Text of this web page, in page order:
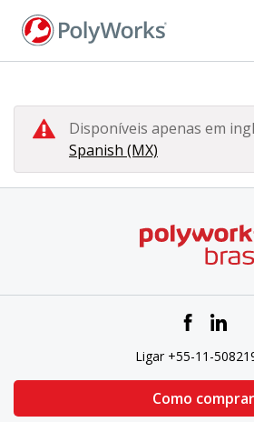
Pular
para
Disponíveis apenas em
Spanish (MX)
Ligar +55-11-
Como comprar